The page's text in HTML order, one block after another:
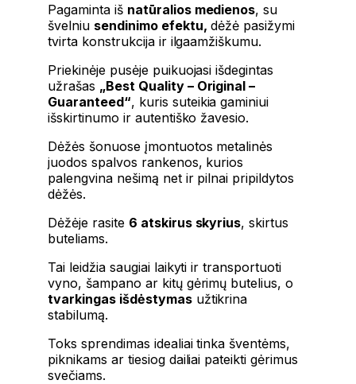
Pagaminta iš natūralios medienos, su
švelniu sendinimo efektu, dėžė pasižymi
tvirta konstrukcija ir ilgaamžiškumu.
Priekinėje pusėje puikuojasi išdegintas
užrašas „Best Quality – Original –
Guaranteed“, kuris suteikia gaminiui
išskirtinumo ir autentiško žavesio.
Dėžės šonuose įmontuotos metalinės
juodos spalvos rankenos, kurios
palengvina nešimą net ir pilnai pripildytos
dėžės.
Dėžėje rasite 6 atskirus skyrius, skirtus
buteliams.
Tai leidžia saugiai laikyti ir transportuoti
vyno, šampano ar kitų gėrimų butelius, o
tvarkingas išdėstymasužtikrina
stabilumą.
Toks sprendimas idealiai tinka šventėms,
piknikams ar tiesiog dailiai pateikti gėrimus
svečiams.